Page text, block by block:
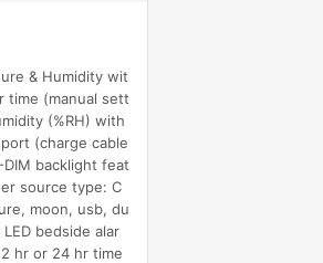
& Humidity wit
time (manual sett
(%RH) with
(charge cable
backlight feat
source type: C
moon, usb, du
bedside alar
hr or 24 hr time